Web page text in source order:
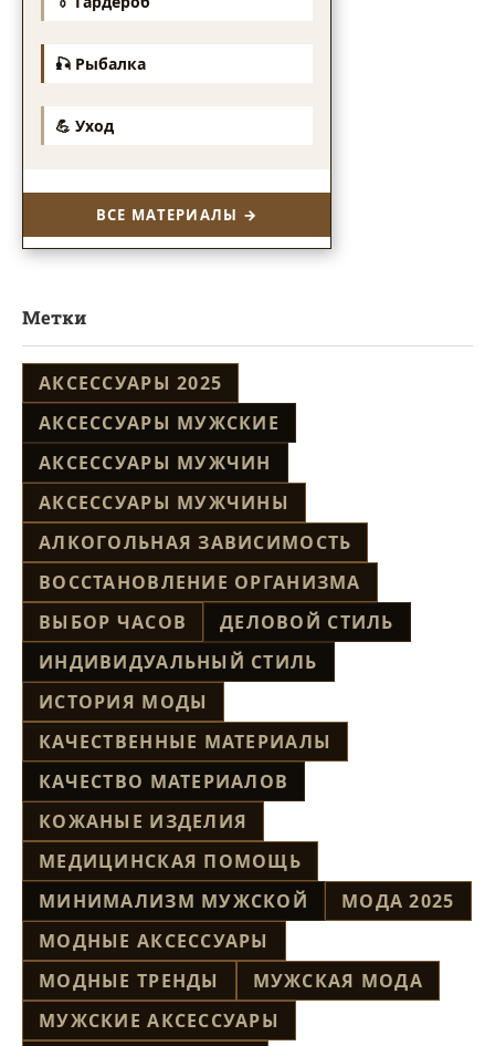
🎣 Рыбалка
💪 Уход
ВСЕ МАТЕРИАЛЫ →
Метки
АКСЕССУАРЫ 2025
АКСЕССУАРЫ МУЖСКИЕ
АКСЕССУАРЫ МУЖЧИН
АКСЕССУАРЫ МУЖЧИНЫ
АЛКОГОЛЬНАЯ ЗАВИСИМОСТЬ
ВОССТАНОВЛЕНИЕ ОРГАНИЗМА
ВЫБОР ЧАСОВ
ДЕЛОВОЙ СТИЛЬ
ИНДИВИДУАЛЬНЫЙ СТИЛЬ
ИСТОРИЯ МОДЫ
КАЧЕСТВЕННЫЕ МАТЕРИАЛЫ
КАЧЕСТВО МАТЕРИАЛОВ
КОЖАНЫЕ ИЗДЕЛИЯ
МЕДИЦИНСКАЯ ПОМОЩЬ
МИНИМАЛИЗМ МУЖСКОЙ
МОДА 2025
МОДНЫЕ АКСЕССУАРЫ
МОДНЫЕ ТРЕНДЫ
МУЖСКАЯ МОДА
МУЖСКИЕ АКСЕССУАРЫ